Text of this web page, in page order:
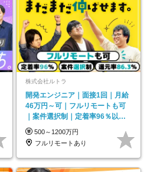
株式会社ルトラ
開発エンジニア｜面接1回｜月給
46万円～可｜フルリモートも可
｜案件選択制｜定着率96％以上
｜副業OK｜住宅手当
500～1200万円
フルリモートあり